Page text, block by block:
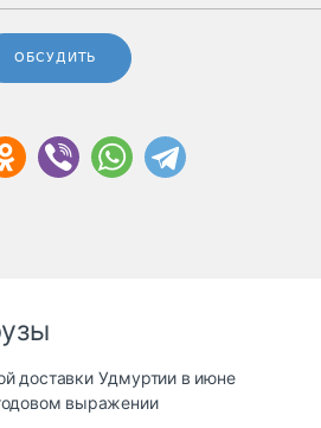
ОБСУДИТЬ
доставки Удмуртии в июне
выражении